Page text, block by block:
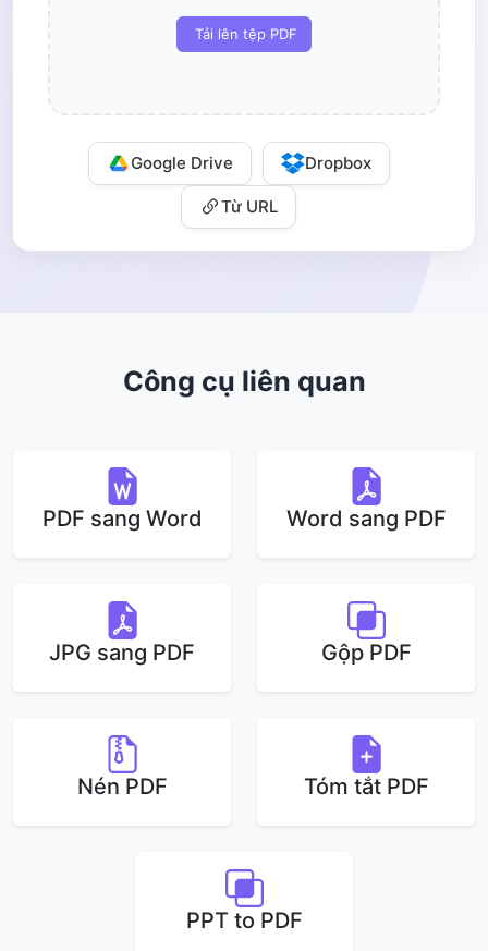
Tải lên tệp PDF
Google Drive Dropbox
Từ URL
Công cụ liên quan
PDF sang Word Word sang PDF
JPG sang PDF Gộp PDF
Nén PDF Tóm tắt PDF
PPT to PDF